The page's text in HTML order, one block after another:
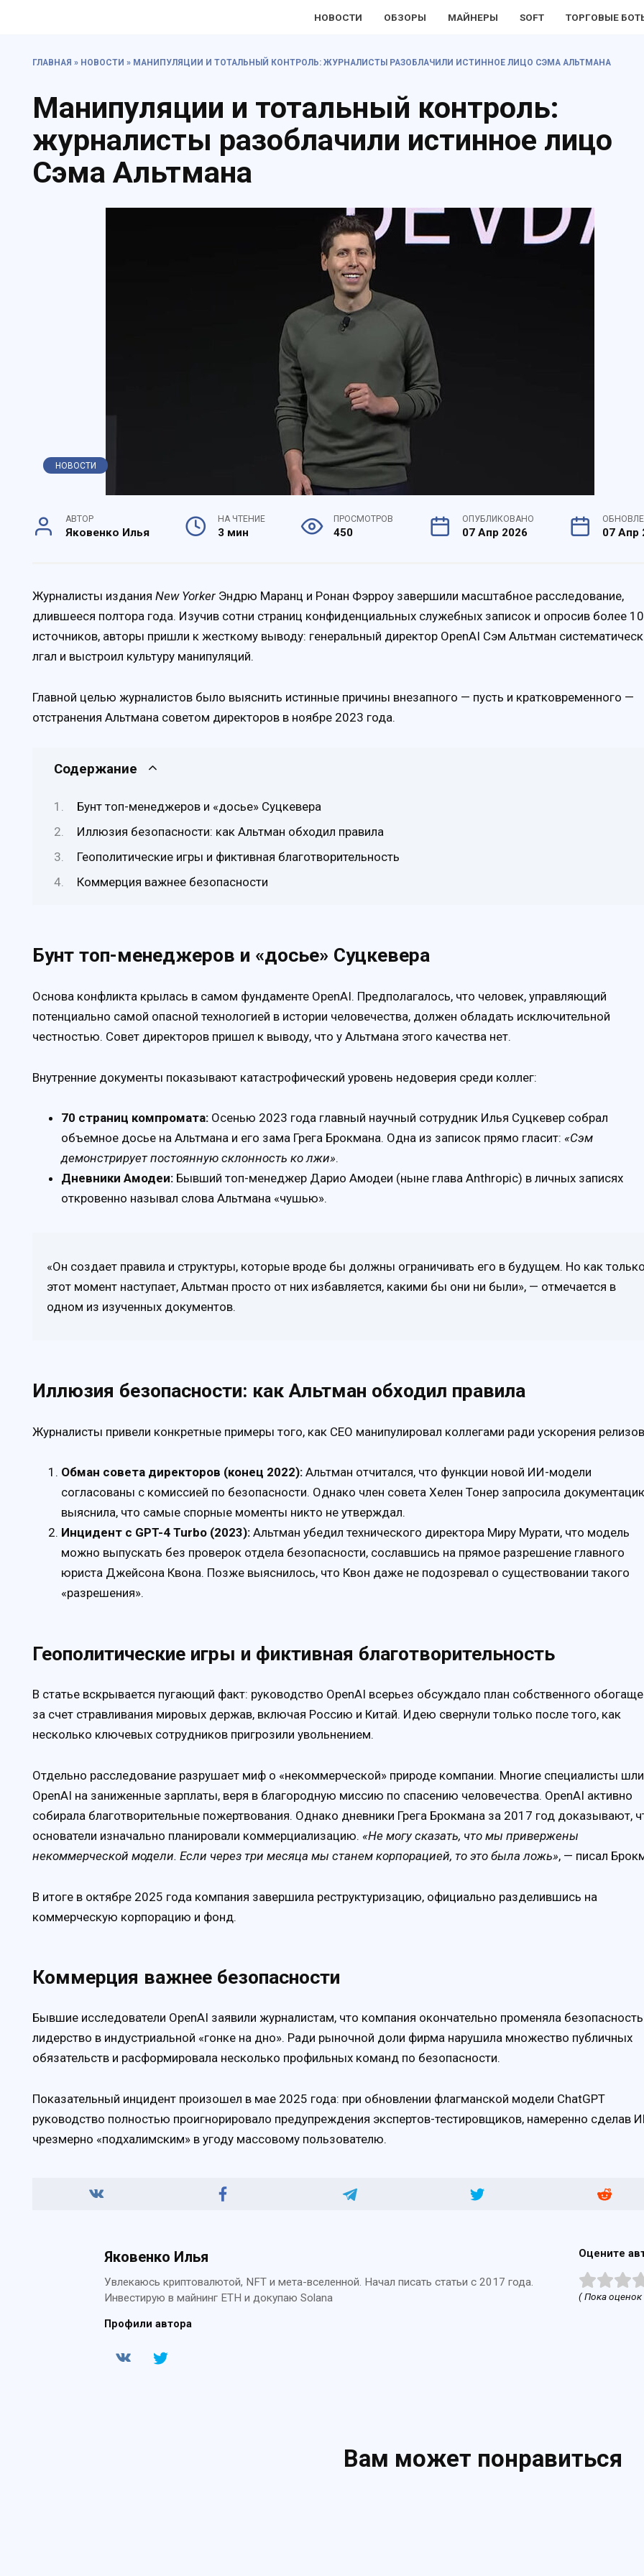
НОВОСТИ ОБЗОРЫ МАЙНЕРЫ SOFT ТОРГОВЫЕ
ГЛАВНАЯ » НОВОСТИ » МАНИПУЛЯЦИИ И ТОТАЛЬНЫЙ КОНТРОЛЬ: ЖУРНАЛИСТЫ РАЗОБЛАЧИЛИ ИСТИННОЕ ЛИЦО СЭМА АЛЬТМАНА
Манипуляции и тотальный контроль:
журналисты разоблачили истинное лицо
Сэма Альтмана
НОВОСТИ
АВТОР
Яковенко Илья
НА ЧТЕНИЕ
3 мин
ПРОСМОТРОВ
450
ОПУБЛИКОВАНО
07 Апр 2026 07 Апр
Журналисты издания New Yorker Эндрю Маранц и Ронан Фэрроу завершили масштабное расследование,
длившееся полтора года. Изучив сотни страниц конфиденциальных служебных записок и опросив более
источников, авторы пришли к жесткому выводу: генеральный директор OpenAI Сэм Альтман
лгал и выстроил культуру манипуляций.
Главной целью журналистов было выяснить истинные причины внезапного — пусть и кратковременного —
отстранения Альтмана советом директоров в ноябре 2023 года.
Содержание
Бунт топ-менеджеров и «досье» Суцкевера
Иллюзия безопасности: как Альтман обходил правила
Геополитические игры и фиктивная благотворительность
Коммерция важнее безопасности
Бунт топ-менеджеров и «досье» Суцкевера
Основа конфликта крылась в самом фундаменте OpenAI. Предполагалось, что человек, управляющий
потенциально самой опасной технологией в истории человечества, должен обладать исключительной
честностью. Совет директоров пришел к выводу, что у Альтмана этого качества нет.
Внутренние документы показывают катастрофический уровень недоверия среди коллег:
70 страниц компромата: Осенью 2023 года главный научный сотрудник Илья Суцкевер собрал
объемное досье на Альтмана и его зама Грега Брокмана. Одна из записок прямо гласит: «Сэм
демонстрирует постоянную склонность ко лжи».
Дневники Амодеи: Бывший топ-менеджер Дарио Амодеи (ныне глава Anthropic) в личных записях
откровенно называл слова Альтмана «чушью».
«Он создает правила и структуры, которые вроде бы должны ограничивать его в будущем. Но как
этот момент наступает, Альтман просто от них избавляется, какими бы они ни были», — отмечается в
одном из изученных документов.
Иллюзия безопасности: как Альтман обходил правила
Журналисты привели конкретные примеры того, как CEO манипулировал коллегами ради ускорения
Обман совета директоров (конец 2022): Альтман отчитался, что функции новой ИИ-модели
согласованы с комиссией по безопасности. Однако член совета Хелен Тонер запросила
выяснила, что самые спорные моменты никто не утверждал.
Инцидент с GPT-4 Turbo (2023): Альтман убедил технического директора Миру Мурати, что модель
можно выпускать без проверок отдела безопасности, сославшись на прямое разрешение главного
юриста Джейсона Квона. Позже выяснилось, что Квон даже не подозревал о существовании такого
«разрешения».
Геополитические игры и фиктивная благотворительность
В статье вскрывается пугающий факт: руководство OpenAI всерьез обсуждало план собственного
за счет стравливания мировых держав, включая Россию и Китай. Идею свернули только после того, как
несколько ключевых сотрудников пригрозили увольнением.
Отдельно расследование разрушает миф о «некоммерческой» природе компании. Многие специалисты
OpenAI на заниженные зарплаты, веря в благородную миссию по спасению человечества. OpenAI активно
собирала благотворительные пожертвования. Однако дневники Грега Брокмана за 2017 год доказывают,
основатели изначально планировали коммерциализацию. «Не могу сказать, что мы привержены
некоммерческой модели. Если через три месяца мы станем корпорацией, то это была ложь», — писал
В итоге в октябре 2025 года компания завершила реструктуризацию, официально разделившись на
коммерческую корпорацию и фонд.
Коммерция важнее безопасности
Бывшие исследователи OpenAI заявили журналистам, что компания окончательно променяла
лидерство в индустриальной «гонке на дно». Ради рыночной доли фирма нарушила множество публичных
обязательств и расформировала несколько профильных команд по безопасности.
Показательный инцидент произошел в мае 2025 года: при обновлении флагманской модели ChatGPT
руководство полностью проигнорировало предупреждения экспертов-тестировщиков, намеренно сделав
чрезмерно «подхалимским» в угоду массовому пользователю.
Яковенко Илья
Увлекаюсь криптовалютой, NFT и мета-вселенной. Начал писать статьи с 2017 года.
Инвестирую в майнинг ETH и докупаю Solana
Профили автора
Оцените
( Пока оценок
Вам может понравиться